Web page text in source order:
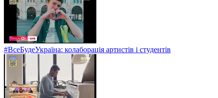
#ВсеБудеУкраїна: колаборація артистів і студентів